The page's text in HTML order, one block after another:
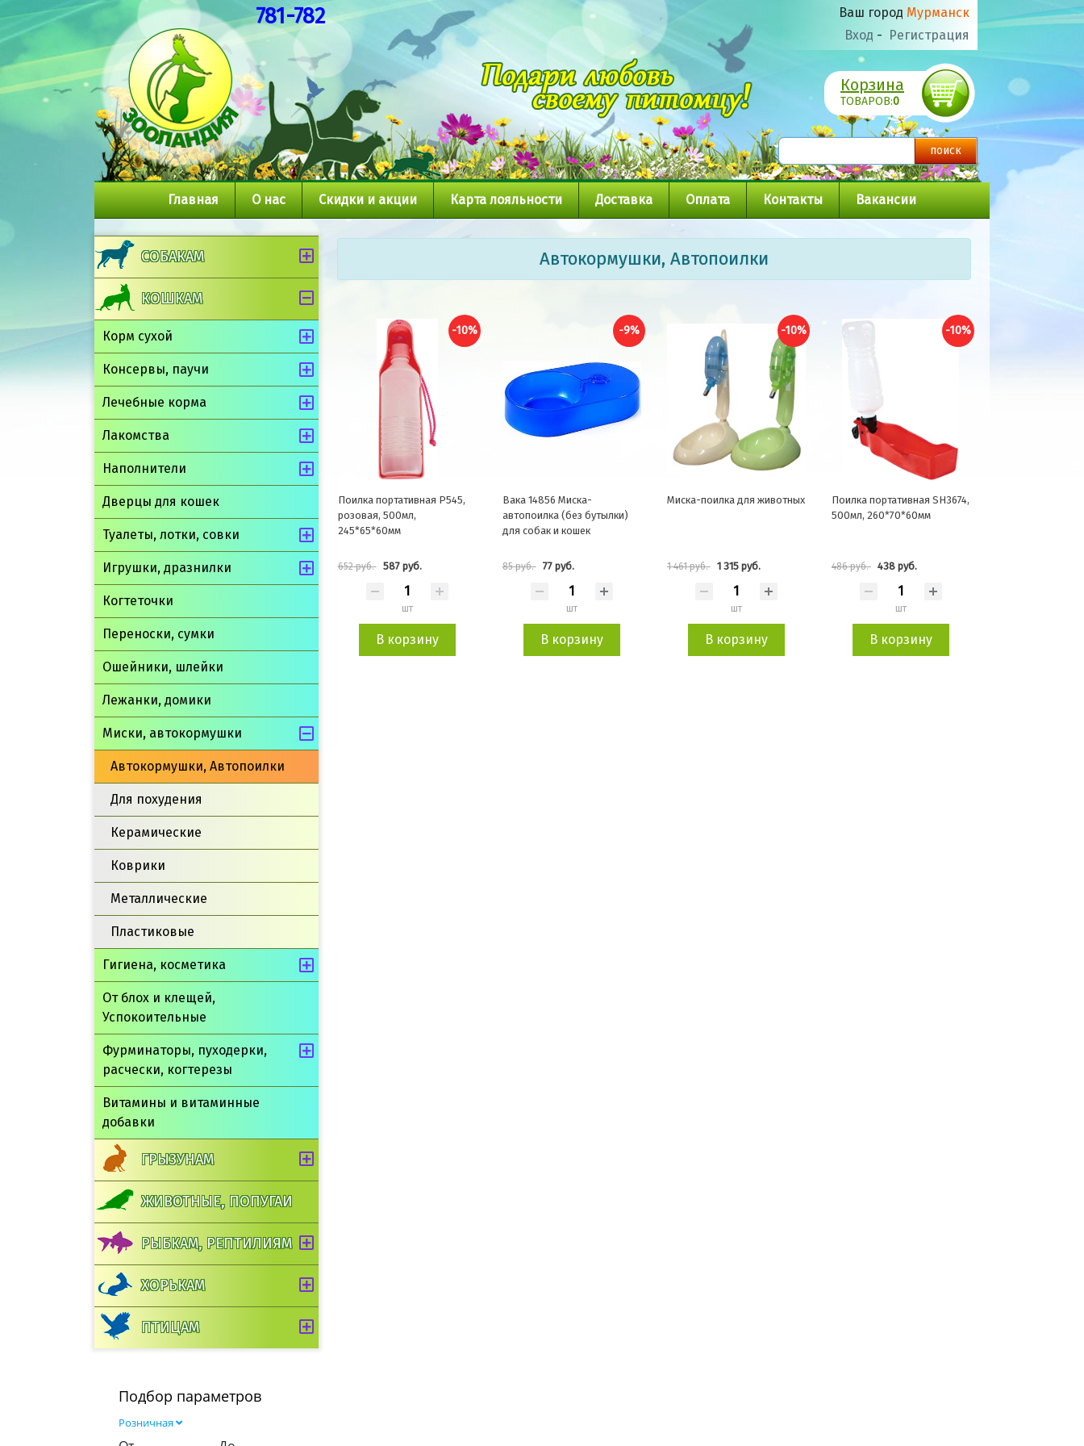
781-782 Ваш город Мурманск
Вход - Регистрация
Корзина
ТОВАРОВ:0
Главная О нас Скидки и акции Карта лояльности Доставка Оплата Контакты Вакансии
СОБАКАМ
КОШКАМ
Корм сухой
Консервы, паучи
Лечебные корма
Лакомства
Наполнители
Дверцы для кошек
Туалеты, лотки, совки
Игрушки, дразнилки
Когтеточки
Переноски, сумки
Ошейники, шлейки
Лежанки, домики
Миски, автокормушки
Автокормушки, Автопоилки
Для похудения
Керамические
Коврики
Металлические
Пластиковые
Гигиена, косметика
От блох и клещей,
Успокоительные
Фурминаторы, пуходерки,
расчески, когтерезы
Витамины и витаминные
добавки
ГРЫЗУНАМ
ЖИВОТНЫЕ, ПОПУГАИ
РЫБКАМ, РЕПТИЛИЯМ
ХОРЬКАМ
ПТИЦАМ
Подбор параметров
Розничная
Автокормушки, Автопоилки
-10%
Поилка портативная P545,
розовая, 500мл,
245*65*60мм
652 руб. 587 руб.
шт
В корзину
-9%
Вака 14856 Миска-
автопоилка (без бутылки)
для собак и кошек
85 руб. 77 руб.
шт
В корзину
-10%
Миска-поилка для животных
1 461 руб. 1 315 руб.
шт
В корзину
-10%
Поилка портативная SH3674,
500мл, 260*70*60мм
486 руб. 438 руб.
шт
В корзину